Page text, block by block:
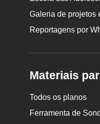
Galeria de projetos
Reportagens por
Materiais
Todos os planos
Ferramenta de